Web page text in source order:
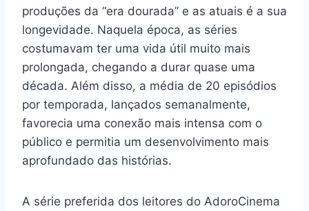
produções da “era dourada” e as atuais é a sua
longevidade. Naquela época, as séries
costumavam ter uma vida útil muito mais
prolongada, chegando a durar quase uma
década. Além disso, a média de 20 episódios
por temporada, lançados semanalmente,
favorecia uma conexão mais intensa com o
público e permitia um desenvolvimento mais
aprofundado das histórias.
A série preferida dos leitores do AdoroCinema